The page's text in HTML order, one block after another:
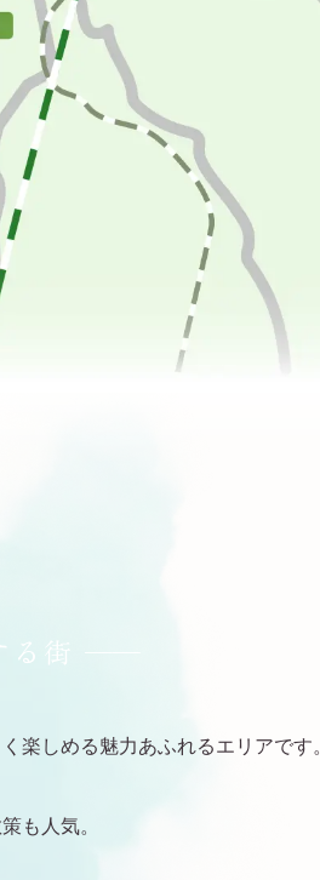
る街──
楽しめる魅力あふれるエリアです。
も人気。